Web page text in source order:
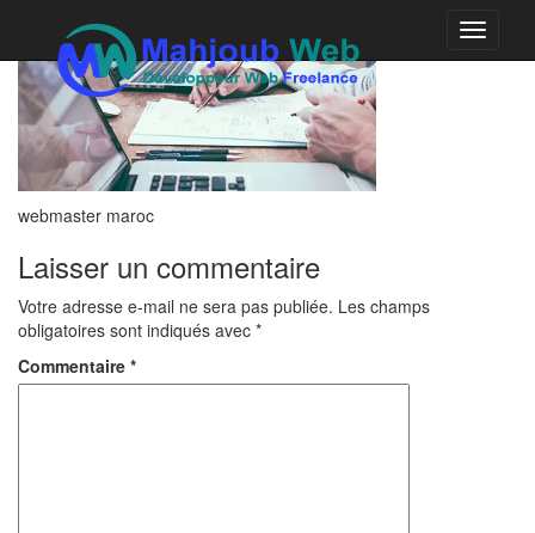
Toggle
webmaster maroc
Laisser un commentaire
Votre adresse e-mail ne sera pas publiée. Les champs
obligatoires sont indiqués avec *
Commentaire *